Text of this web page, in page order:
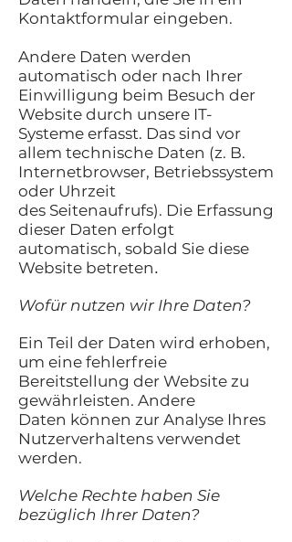
Kontaktformular eingeben.
Andere Daten werden
automatisch oder nach Ihrer
Einwilligung beim Besuch der
Website durch unsere IT-
Systeme erfasst. Das sind vor
allem technische Daten (z. B.
Internetbrowser, Betriebssystem
oder Uhrzeit
des Seitenaufrufs). Die Erfassung
dieser Daten erfolgt
automatisch, sobald Sie diese
Website betreten.
Wofür nutzen wir Ihre Daten?
Ein Teil der Daten wird erhoben,
um eine fehlerfreie
Bereitstellung der Website zu
gewährleisten. Andere
Daten können zur Analyse Ihres
Nutzerverhaltens verwendet
werden.
Welche Rechte haben Sie
bezüglich Ihrer Daten?